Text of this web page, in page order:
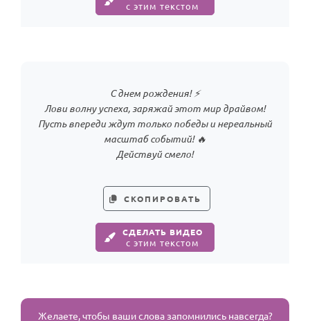
с этим текстом
С днем рождения! ⚡
Лови волну успеха, заряжай этот мир драйвом!
Пусть впереди ждут только победы и нереальный
масштаб событий! 🔥
Действуй смело!
СКОПИРОВАТЬ
СДЕЛАТЬ ВИДЕО
с этим текстом
Желаете, чтобы ваши слова запомнились навсегда?